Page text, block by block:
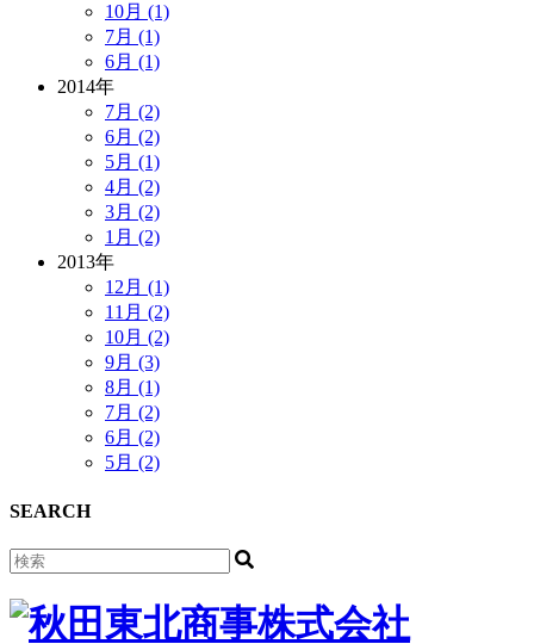
10月 (1)
7月 (1)
6月 (1)
2014年
7月 (2)
6月 (2)
5月 (1)
4月 (2)
3月 (2)
1月 (2)
2013年
12月 (1)
11月 (2)
10月 (2)
9月 (3)
8月 (1)
7月 (2)
6月 (2)
5月 (2)
SEARCH